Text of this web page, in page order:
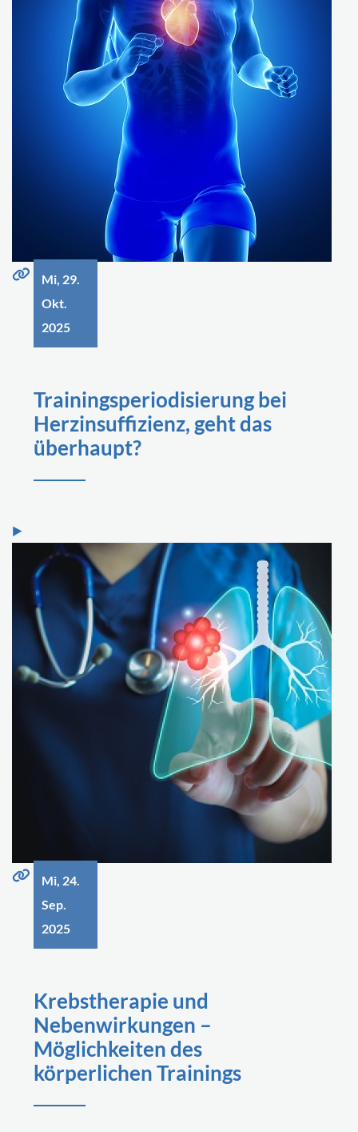
Mi, 29.
Okt.
2025
Trainingsperiodisierung bei
Herzinsuffizienz, geht das
überhaupt?
Mi, 24.
Sep.
2025
Krebstherapie und
Nebenwirkungen –
Möglichkeiten des
körperlichen Trainings